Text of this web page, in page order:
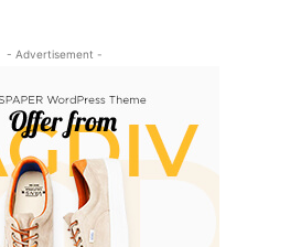
- Advertisement -